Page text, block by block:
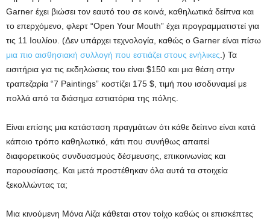
Garner έχει βιώσει τον εαυτό του σε κοινά, καθηλωτικά δείπνα και
το επερχόμενο, φλερτ “Open Your Mouth” έχει προγραμματιστεί για
τις 11 Ιουλίου. (Δεν υπάρχει τεχνολογία, καθώς ο Garner είναι πίσω
μια πιο αισθησιακή συλλογή που εστιάζει στους ενήλικες .) Τα
εισιτήρια για τις εκδηλώσεις του είναι $150 και μια θέση στην
τραπεζαρία “7 Paintings” κοστίζει 175 $, τιμή που ισοδυναμεί με
πολλά από τα διάσημα εστιατόρια της πόλης.
Είναι επίσης μια κατάσταση πραγμάτων ότι κάθε δείπνο είναι κατά
κάποιο τρόπο καθηλωτικό, κάτι που συνήθως απαιτεί
διαφορετικούς συνδυασμούς δέσμευσης, επικοινωνίας και
παρουσίασης. Και μετά προστέθηκαν όλα αυτά τα στοιχεία
ξεκολλώντας τα;
Μια κινούμενη Μόνα Λίζα κάθεται στον τοίχο καθώς οι επισκέπτες